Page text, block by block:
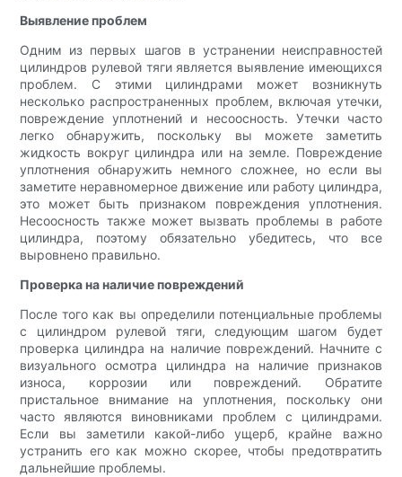
Выявление проблем
Одним из первых шагов в устранении неисправностей
цилиндров рулевой тяги является выявление имеющихся
проблем. С этими цилиндрами может возникнуть
несколько распространенных проблем, включая утечки,
повреждение уплотнений и несоосность. Утечки часто
легко обнаружить, поскольку вы можете заметить
жидкость вокруг цилиндра или на земле. Повреждение
уплотнения обнаружить немного сложнее, но если вы
заметите неравномерное движение или работу цилиндра,
это может быть признаком повреждения уплотнения.
Несоосность также может вызвать проблемы в работе
цилиндра, поэтому обязательно убедитесь, что все
выровнено правильно.
Проверка на наличие повреждений
После того как вы определили потенциальные проблемы
с цилиндром рулевой тяги, следующим шагом будет
проверка цилиндра на наличие повреждений. Начните с
визуального осмотра цилиндра на наличие признаков
износа, коррозии или повреждений. Обратите
пристальное внимание на уплотнения, поскольку они
часто являются виновниками проблем с цилиндрами.
Если вы заметили какой-либо ущерб, крайне важно
устранить его как можно скорее, чтобы предотвратить
дальнейшие проблемы.